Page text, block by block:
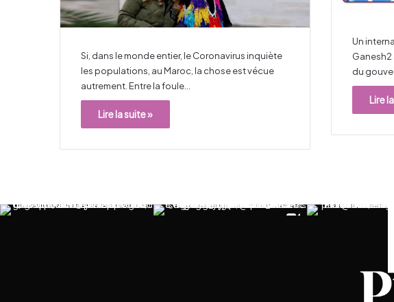
Si, dans le monde entier, le Coronavirus inquiète
les populations, au Maroc, la chose est vécue
autrement. Entre la foule…
Lire la suite »
Un
Ganesh2
du
Lire